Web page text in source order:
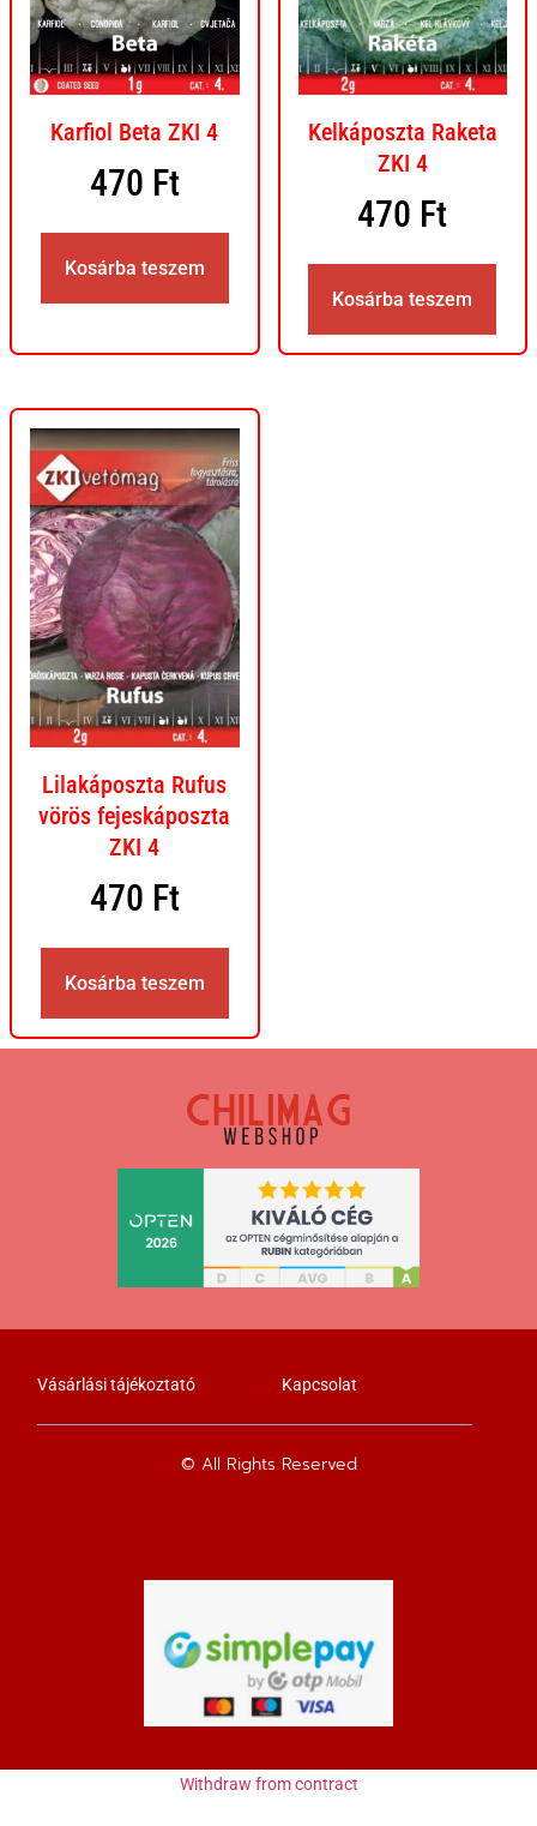
Karfiol Beta ZKI 4
470 Ft
Kosárba teszem
Kelkáposzta Raketa
ZKI 4
470 Ft
Kosárba teszem
Lilakáposzta Rufus
vörös fejeskáposzta
ZKI 4
470 Ft
Kosárba teszem
Vásárlási tájékoztató Kapcsolat
© All Rights Reserved
Withdraw from contract